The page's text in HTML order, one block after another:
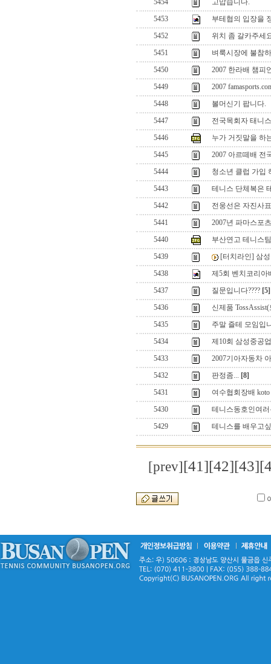
5454
고맙습니다.
5453
부테협의 입장을
5452
위치 좀 갈카주세
5451
벼룩시장에 불참
5450
2007 한라배 챔피
5449
2007
5448
볼머신기 팝니다.
5447
전국목회자 태니
5446
누가 거짓말을 하
5445
2007 아르떼배 전
5444
청소년 클럽 가입
5443
테니스 단체복은
5442
전웅선은 자진사
5441
2007년 파마스포
5440
부산연고 테니스
5439
[터치라인] 삼
5438
제5회 벤치코리아
5437
질문입니다???? [5]
5436
신제품
5435
주말 즐테 모임입
5434
제10회 삼성중공
5433
2007기아자동차
5432
판정좀... [8]
5431
여수협회장배
5430
테니스동호인여
5429
테니스를 배우고
[prev][41][42][43]